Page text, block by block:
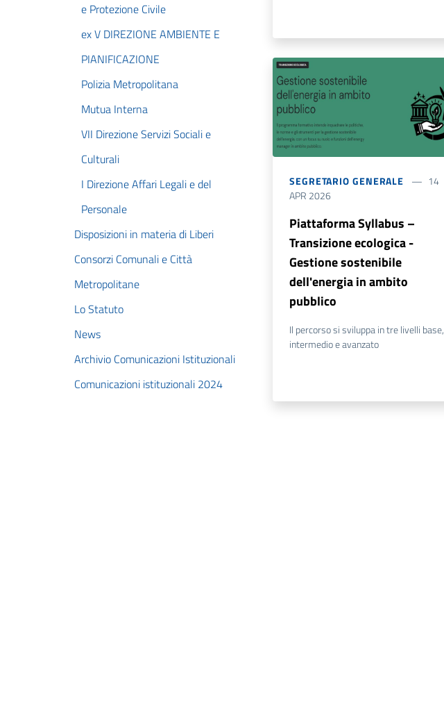
e Protezione Civile
ex V DIREZIONE AMBIENTE E
PIANIFICAZIONE
Polizia Metropolitana
Mutua Interna
VII Direzione Servizi Sociali e
Culturali
I Direzione Affari Legali e del
Personale
Disposizioni in materia di Liberi
Consorzi Comunali e Città
Metropolitane
Lo Statuto
News
Archivio Comunicazioni Istituzionali
Comunicazioni istituzionali 2024
SEGRETARIO GENERALE
14
APR 2026
Piattaforma Syllabus –
Transizione ecologica -
Gestione sostenibile
dell'energia in ambito
pubblico
Il percorso si sviluppa in tre livelli base,
intermedio e avanzato